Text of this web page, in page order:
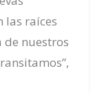
las raíces
nuestros